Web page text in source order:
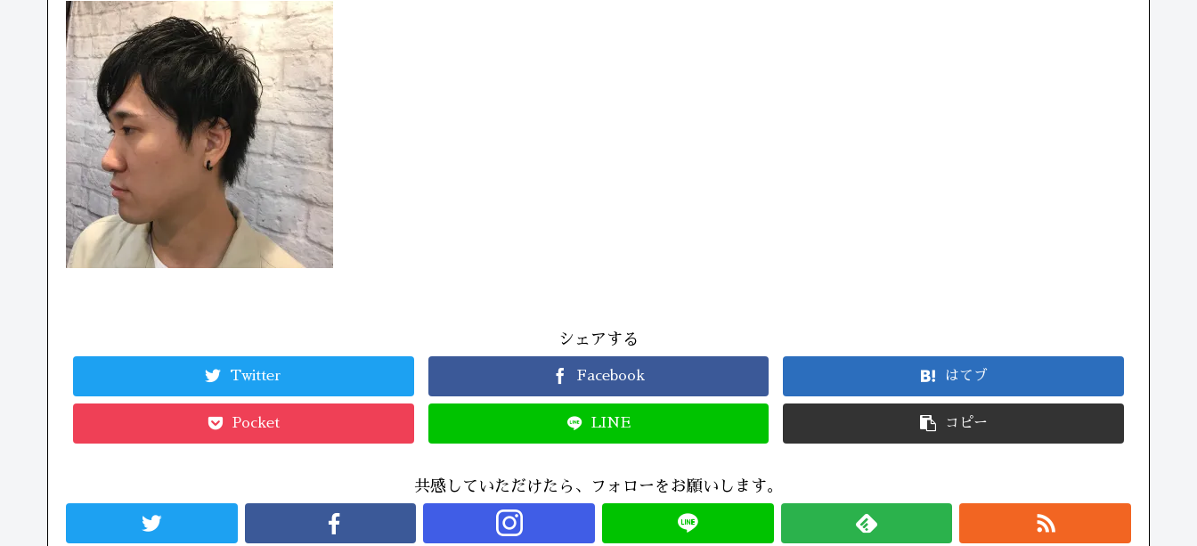
シェアする
Twitter Facebook はてブ
Pocket LINE コピー
共感していただけたら、フォローをお願いします。